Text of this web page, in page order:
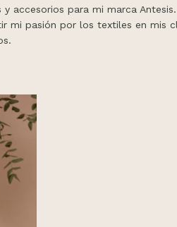
accesorios para mi marca Antesis.
mi pasión por los textiles en mis